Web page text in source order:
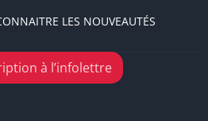
LES NOUVEAUTÉS
à l’infolettre